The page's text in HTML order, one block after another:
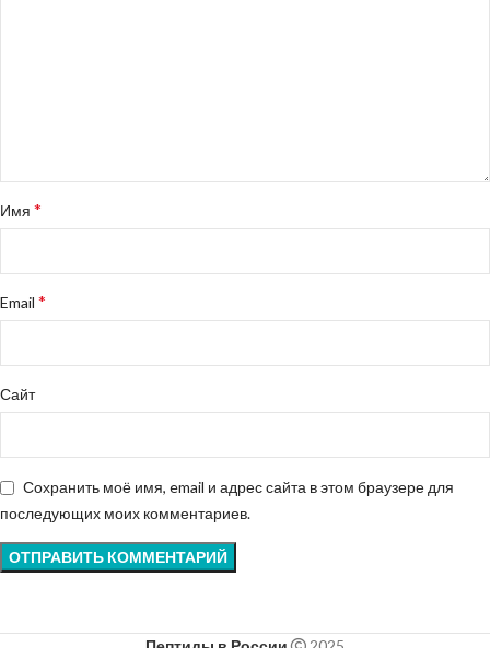
Имя *
Email *
Сайт
Сохранить моё имя, email и адрес сайта в этом браузере для
последующих моих комментариев.